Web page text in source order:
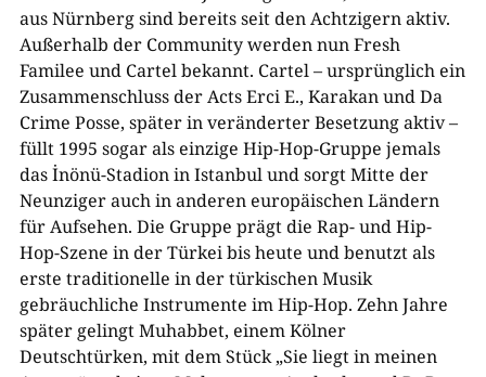
aus Nürnberg sind bereits seit den Achtzigern aktiv.
Außerhalb der Community werden nun Fresh
Familee und Cartel bekannt. Cartel – ursprünglich ein
Zusammenschluss der Acts Erci E., Karakan und Da
Crime Posse, später in veränderter Besetzung aktiv –
füllt 1995 sogar als einzige Hip-Hop-Gruppe jemals
das İnönü-Stadion in Istanbul und sorgt Mitte der
Neunziger auch in anderen europäischen Ländern
für Aufsehen. Die Gruppe prägt die Rap- und Hip-
Hop-Szene in der Türkei bis heute und benutzt als
erste traditionelle in der türkischen Musik
gebräuchliche Instrumente im Hip-Hop. Zehn Jahre
später gelingt Muhabbet, einem Kölner
Deutschtürken, mit dem Stück „Sie liegt in meinen